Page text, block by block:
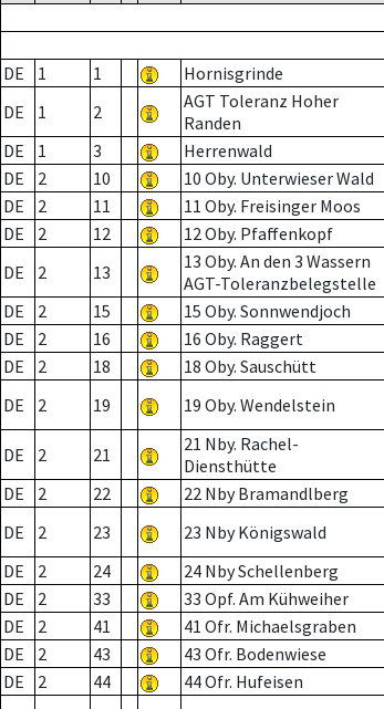
DE
1 1 Hornisgrinde
DE
1 2
AGT Toleranz Hoher
Randen
DE
1 3 Herrenwald
DE
2 10 10 Oby. Unterwieser Wald
DE
2 11 11 Oby. Freisinger Moos
DE
2 12 12 Oby. Pfaffenkopf
DE
2 13
13 Oby. An den 3 Wassern
AGT-Toleranzbelegstelle
DE
2 15 15 Oby. Sonnwendjoch
DE
2 16 16 Oby. Raggert
DE
2 18 18 Oby. Sauschütt
DE
2 19 19 Oby. Wendelstein
DE 2 21
21 Nby. Rachel-
Diensthütte
DE
2 22 22 Nby Bramandlberg
DE
2 23 23 Nby Königswald
DE
2 24 24 Nby Schellenberg
DE
2 33 33 Opf. Am Kühweiher
DE
2 41 41 Ofr. Michaelsgraben
DE
2 43 43 Ofr. Bodenwiese
DE
2 44 44 Ofr. Hufeisen